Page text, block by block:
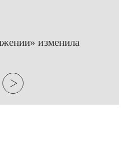
изменила